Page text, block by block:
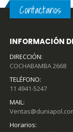
Contactanos
INFORMACIÓN
DIRECCIÓN:
COCHABAMBA 2668
11 4941-5247
Lun - Vier / 9:00AM -